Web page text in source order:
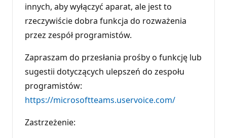
innych, aby wyłączyć aparat, ale jest to
rzeczywiście dobra funkcja do rozważenia
przez zespół programistów.
Zapraszam do przesłania prośby o funkcję lub
sugestii dotyczących ulepszeń do zespołu
programistów:
https://microsoftteams.uservoice.com/
Zastrzeżenie: